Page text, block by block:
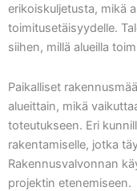
erikoiskuljetusta, mikä
toimitusetäisyydelle.
siihen, millä alueilla
Paikalliset
alueittain, mikä
toteutukseen. Eri
rakentamiselle, jotka
Rakennusvalvonnan
projektin etenemiseen.